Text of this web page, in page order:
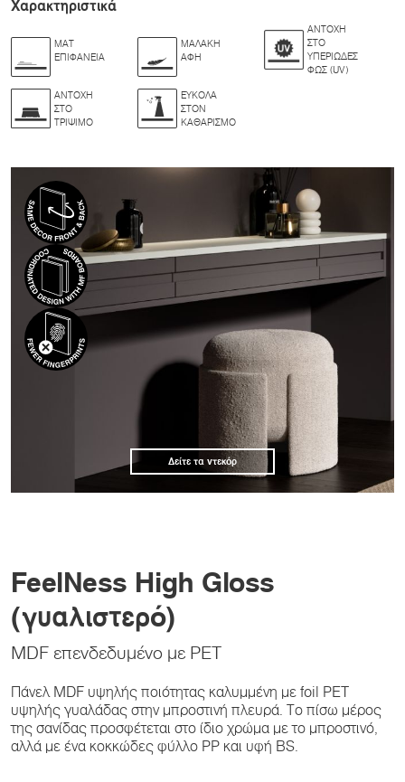
Χαρακτηριστικά
ΜΑΤ
ΕΠΙΦΆΝΕΙΑ
ΜΑΛΑΚΉ
ΑΦΉ
ΑΝΤΟΧΉ
ΣΤΟ
ΥΠΕΡΙΏΔΕΣ
ΦΩΣ (UV)
ΑΝΤΟΧΉ
ΣΤΟ
ΤΡΙΨΙΜΟ
ΕΎΚΟΛΑ
ΣΤΟΝ
ΚΑΘΑΡΙΣΜΌ
Δείτε τα ντεκόρ
FeelNess High Gloss
(γυαλιστερό)
MDF επενδεδυμένο με PET
Πάνελ MDF υψηλής ποιότητας καλυμμένη με foil PET
υψηλής γυαλάδας στην μπροστινή πλευρά. Το πίσω μέρος
της σανίδας προσφέτεται στο ίδιο χρώμα με το μπροστινό,
αλλά με ένα κοκκώδες φύλλο PP και υφή BS.